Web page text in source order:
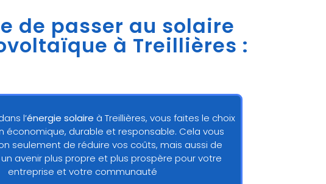
de passer au solaire
à Treillières :
l’énergie solaire à Treillières, vous faites le choix
économique, durable et responsable. Cela vous
seulement de réduire vos coûts, mais aussi de
avenir plus propre et plus prospère pour votre
entreprise et votre communauté